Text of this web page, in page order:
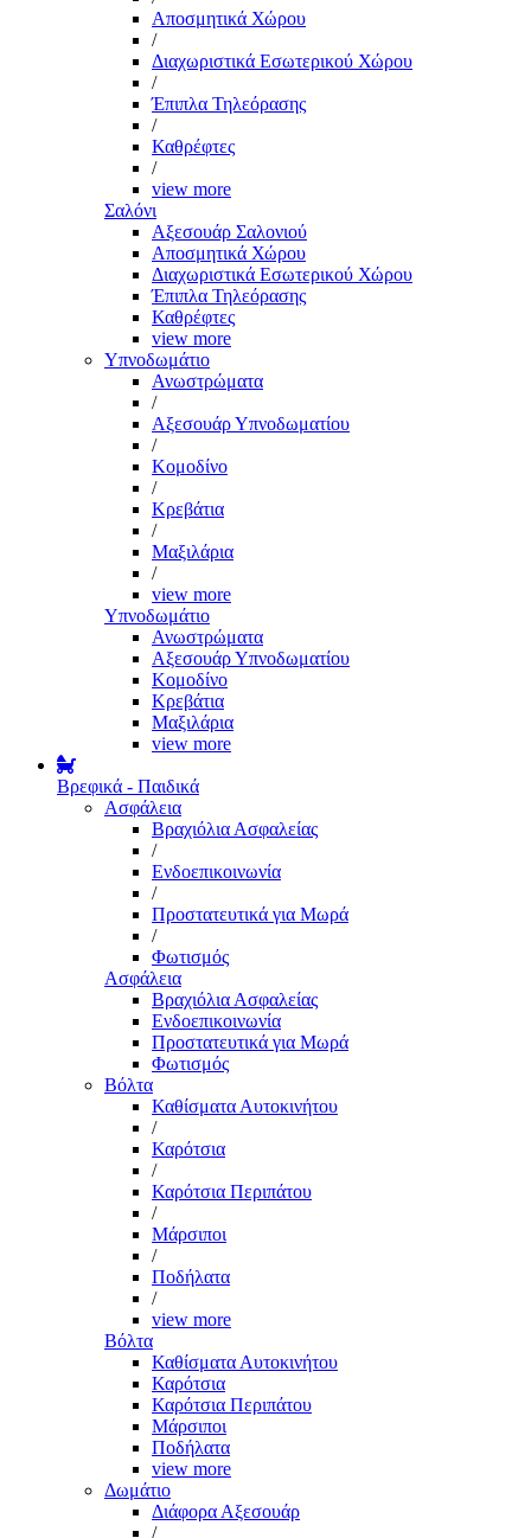
Αποσμητικά Χώρου
/
Διαχωριστικά Εσωτερικού Χώρου
/
Έπιπλα Τηλεόρασης
/
Καθρέφτες
/
view more
Σαλόνι
Αξεσουάρ Σαλονιού
Αποσμητικά Χώρου
Διαχωριστικά Εσωτερικού Χώρου
Έπιπλα Τηλεόρασης
Καθρέφτες
view more
Υπνοδωμάτιο
Ανωστρώματα
/
Αξεσουάρ Υπνοδωματίου
/
Κομοδίνο
/
Κρεβάτια
/
Μαξιλάρια
/
view more
Υπνοδωμάτιο
Ανωστρώματα
Αξεσουάρ Υπνοδωματίου
Κομοδίνο
Κρεβάτια
Μαξιλάρια
view more
Βρεφικά - Παιδικά
Ασφάλεια
Βραχιόλια Ασφαλείας
/
Ενδοεπικοινωνία
/
Προστατευτικά για Μωρά
/
Φωτισμός
Ασφάλεια
Βραχιόλια Ασφαλείας
Ενδοεπικοινωνία
Προστατευτικά για Μωρά
Φωτισμός
Βόλτα
Καθίσματα Αυτοκινήτου
/
Καρότσια
/
Καρότσια Περιπάτου
/
Μάρσιποι
/
Ποδήλατα
/
view more
Βόλτα
Καθίσματα Αυτοκινήτου
Καρότσια
Καρότσια Περιπάτου
Μάρσιποι
Ποδήλατα
view more
Δωμάτιο
Διάφορα Αξεσουάρ
/